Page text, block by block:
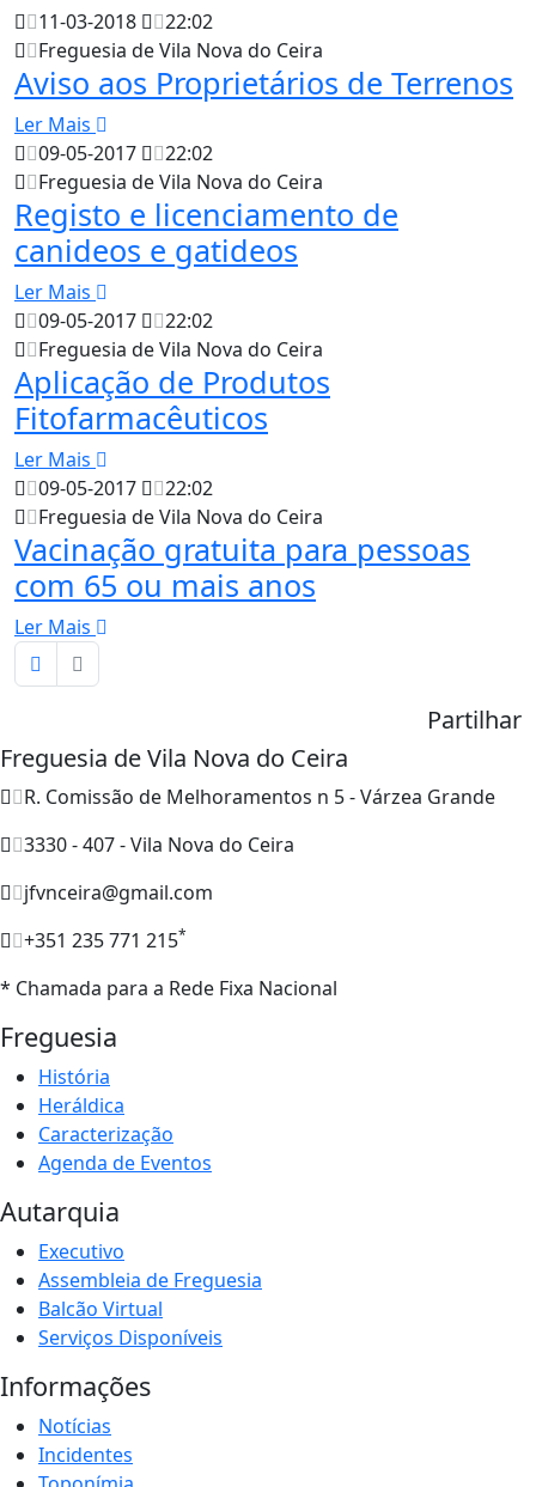
11-03-2018
22:02
Freguesia de Vila Nova do Ceira
Aviso aos Proprietários de Terrenos
Ler Mais
09-05-2017
22:02
Freguesia de Vila Nova do Ceira
Registo e licenciamento de
canideos e gatideos
Ler Mais
09-05-2017
22:02
Freguesia de Vila Nova do Ceira
Aplicação de Produtos
Fitofarmacêuticos
Ler Mais
09-05-2017
22:02
Freguesia de Vila Nova do Ceira
Vacinação gratuita para pessoas
com 65 ou mais anos
Ler Mais
Partilhar
Freguesia de Vila Nova do Ceira
R. Comissão de Melhoramentos n 5 - Várzea Grande
3330 - 407 - Vila Nova do Ceira
jfvnceira@gmail.com
+351 235 771 215*
* Chamada para a Rede Fixa Nacional
Freguesia
História
Heráldica
Caracterização
Agenda de Eventos
Autarquia
Executivo
Assembleia de Freguesia
Balcão Virtual
Serviços Disponíveis
Informações
Notícias
Incidentes